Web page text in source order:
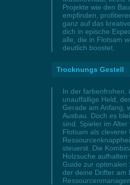
Projekte wie den
empfinden,
ganz auf das
dich in epische
alle, die in Flotsam
deutlich boostet.
Trocknungs Gestell
In der farbenfrohen,
unauffällige Held,
Gerade am Anfang,
Ausbau. Doch es
sind. Spieler im
Flotsam als cleverer
steuerst. Die
Holzsuche
Guide zur optimalen
der deine Drifter am